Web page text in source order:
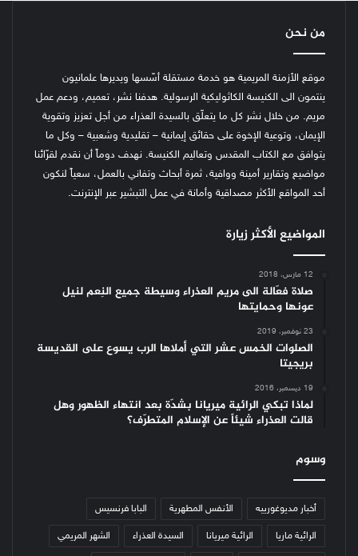
من نحن
موقع الأزمنة المريمية هو خدمة مستقلة أسّسها ويديرها علمانيون
ينتمون الى الكنيسة الكاثوليكية الرسولية. هدفنا نشر، تعميم، ودعم عمل
مريم. من خلال نشر كل ما يتعلّق بالسيدة العذراء من أجل تعزيز وتقوية
الإيمان، وتوعية الإخوة على حقائق إيمانية – تقليدية وشعبية – وكل ما
يتوافق مع الكتاب المقدس وتعاليم الكنيسة. نهدف دوماً أن نقدم لقرّائنا
مواضيع وتقارير أمينة ووافية، ثمرة أبحاث وتفاني بالعمل، سعياً لنكون
أحد المواقع الأكثر مصداقية وأمانة في عمل التبشير عبر الإنترنت.
المواضيع الأكثر زيارة
12 مارس، 2018
صلاة فعّالة الى مريم العذراء وسيطة جميع النِعم لنيل
عونها وحمايتها
23 نوفمبر، 2019
الصلوات الخمس عشر التي أملاها الرب يسوع على القديسة
بريجيتا
19 ديسمبر، 2016
لماذا تبكي الرائية ميريانا بشدّة بعد انتهاء الظهور وهل
قالت العذراء شيئاً عن الإسلام المتطرّف؟
وسوم
أخبار مديوغورييه الأنفس المطهرية البابا فرنسيس
الرائية ماريا الرائية ميريانا السيدة العذراء الشهر المريمي